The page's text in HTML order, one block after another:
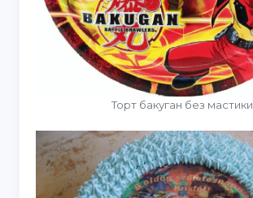
Торт бакуган без мастики